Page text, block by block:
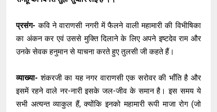
प्रसंग- कवि ने वाराणसी नगरी में फैलने वाली महामारी की विभीषिका
का अंकन कर एवं उससे मुक्ति दिलाने के लिए अपने इष्टदेव राम और
उनके सेवक हनुमान से याचना करते हुए तुलसी जी कहते हैं।
व्याख्या-शंकरजी का यह नगर वाराणसी एक सरोवर की भाँति है और
इसमें रहने वाले नर-नारी इसके जल-जीव के समान है। इस समय ये
सभी अत्यन्त व्याकुल हैं, क्योंकि इनको महामारी रूपी माजा रोग (जो